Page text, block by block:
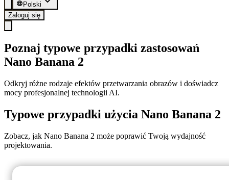
Polski
Zaloguj się
Poznaj typowe przypadki zastosowań
Nano Banana 2
Odkryj różne rodzaje efektów przetwarzania obrazów i doświadcz
mocy profesjonalnej technologii AI.
Typowe przypadki użycia Nano Banana 2
Zobacz, jak Nano Banana 2 może poprawić Twoją wydajność
projektowania.